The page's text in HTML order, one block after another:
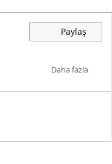
Paylaş
Daha fazla